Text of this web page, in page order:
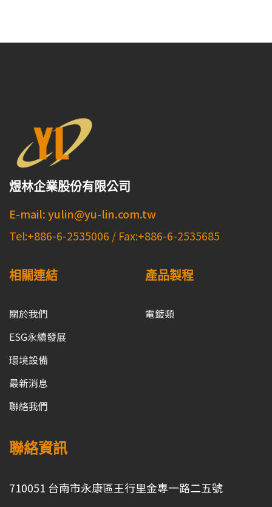
煜林企業股份有限公司
E-mail: yulin@yu-lin.com.tw
Tel:+886-6-2535006 / Fax:+886-6-2535685
相關連結
關於我們
ESG永續發展
環境設備
最新消息
聯絡我們
產品製程
電鍍類
聯絡資訊
710051 台南市永康區王行里金專一路二五號